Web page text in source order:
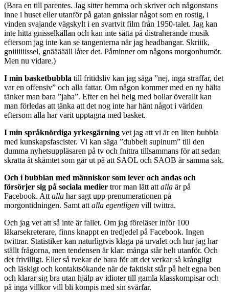
(Bara en till parentes. Jag sitter hemma och skriver och någonstans
inne i huset eller utanför på gatan gnisslar något som en rostig, i
vinden svajande vägskylt i en svartvit film från 1950-talet. Jag kan
inte hitta gnisselkällan och kan inte sätta på distraherande musik
eftersom jag inte kan se tangenterna när jag headbangar. Skriiik,
gniiiiiiissel, gnäääääll låter det. Påminner om någons morgonhumör.
Men nu vidare.)
I min basketbubbla till fritidsliv kan jag säga ”nej, inga straffar, det
var en offensiv” och alla fattar. Om någon kommer med en ny hälta
tänker man bara ”jaha”. Efter en hel helg med bollar överallt kan
man förledas att tänka att det nog inte har hänt något i världen
eftersom alla har varit upptagna med basket.
I min språknördiga yrkesgärning vet jag att vi är en liten bubbla
med kunskapsfascister. Vi kan säga ”dubbelt supinum” till den
dumma nyhetsuppläsaren på tv och fnittra tillsammans för att sedan
skratta åt skämtet som går ut på att SAOL och SAOB är samma sak.
Och i bubblan med människor som lever och andas och
försörjer sig på sociala medier tror man lätt att alla är på
Facebook. Att alla har sagt upp prenumerationen på
morgontidningen. Samt att alla egentligen vill twittra.
Och jag vet att så inte är fallet. Om jag föreläser inför 100
läkarsekreterare, finns knappt en tredjedel på Facebook. Ingen
twittrar. Statistiker kan naturligtvis klaga på urvalet och hur jag har
ställt frågorna, men tendensen är klar: många står helt utanför. Och
det frivilligt. Eller så tvekar de bara för att det verkar så krångligt
och läskigt och kontaktsökande när de faktiskt står på helt egna ben
och klarar sig bra utan hjälp av idioter till gamla klasskompisar och
på inga villkor vill bli kompis med sin svärfar.